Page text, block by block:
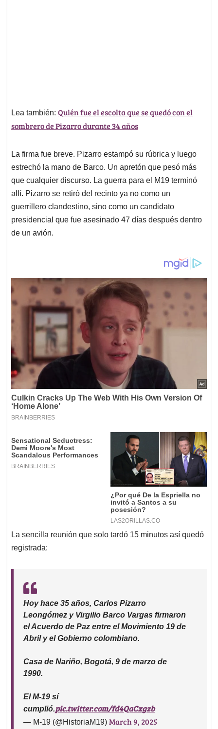
Lea también: Quién fue el escolta que se quedó con el
sombrero de Pizarro durante 34 años
La firma fue breve. Pizarro estampó su rúbrica y luego
estrechó la mano de Barco. Un apretón que pesó más
que cualquier discurso. La guerra para el M19 terminó
allí. Pizarro se retiró del recinto ya no como un
guerrillero clandestino, sino como un candidato
presidencial que fue asesinado 47 días después dentro
de un avión.
La sencilla reunión que solo tardó 15 minutos así quedó
registrada:
Hoy hace 35 años, Carlos Pizarro
Leongómez y Virgilio Barco Vargas firmaron
el Acuerdo de Paz entre el Movimiento 19 de
Abril y el Gobierno colombiano.
Casa de Nariño, Bogotá, 9 de marzo de
1990.
El M-19 sí
cumplió.pic.twitter.com/fd4QaCxgzb
— M-19 (@HistoriaM19) March 9, 2025